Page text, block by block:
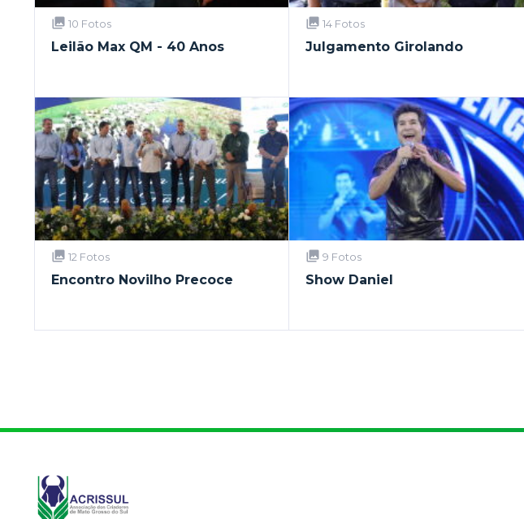
10 Fotos
Leilão Max QM - 40 Anos
14 Fotos
Julgamento Girolando
12 Fotos
Encontro Novilho Precoce
9 Fotos
Show Daniel